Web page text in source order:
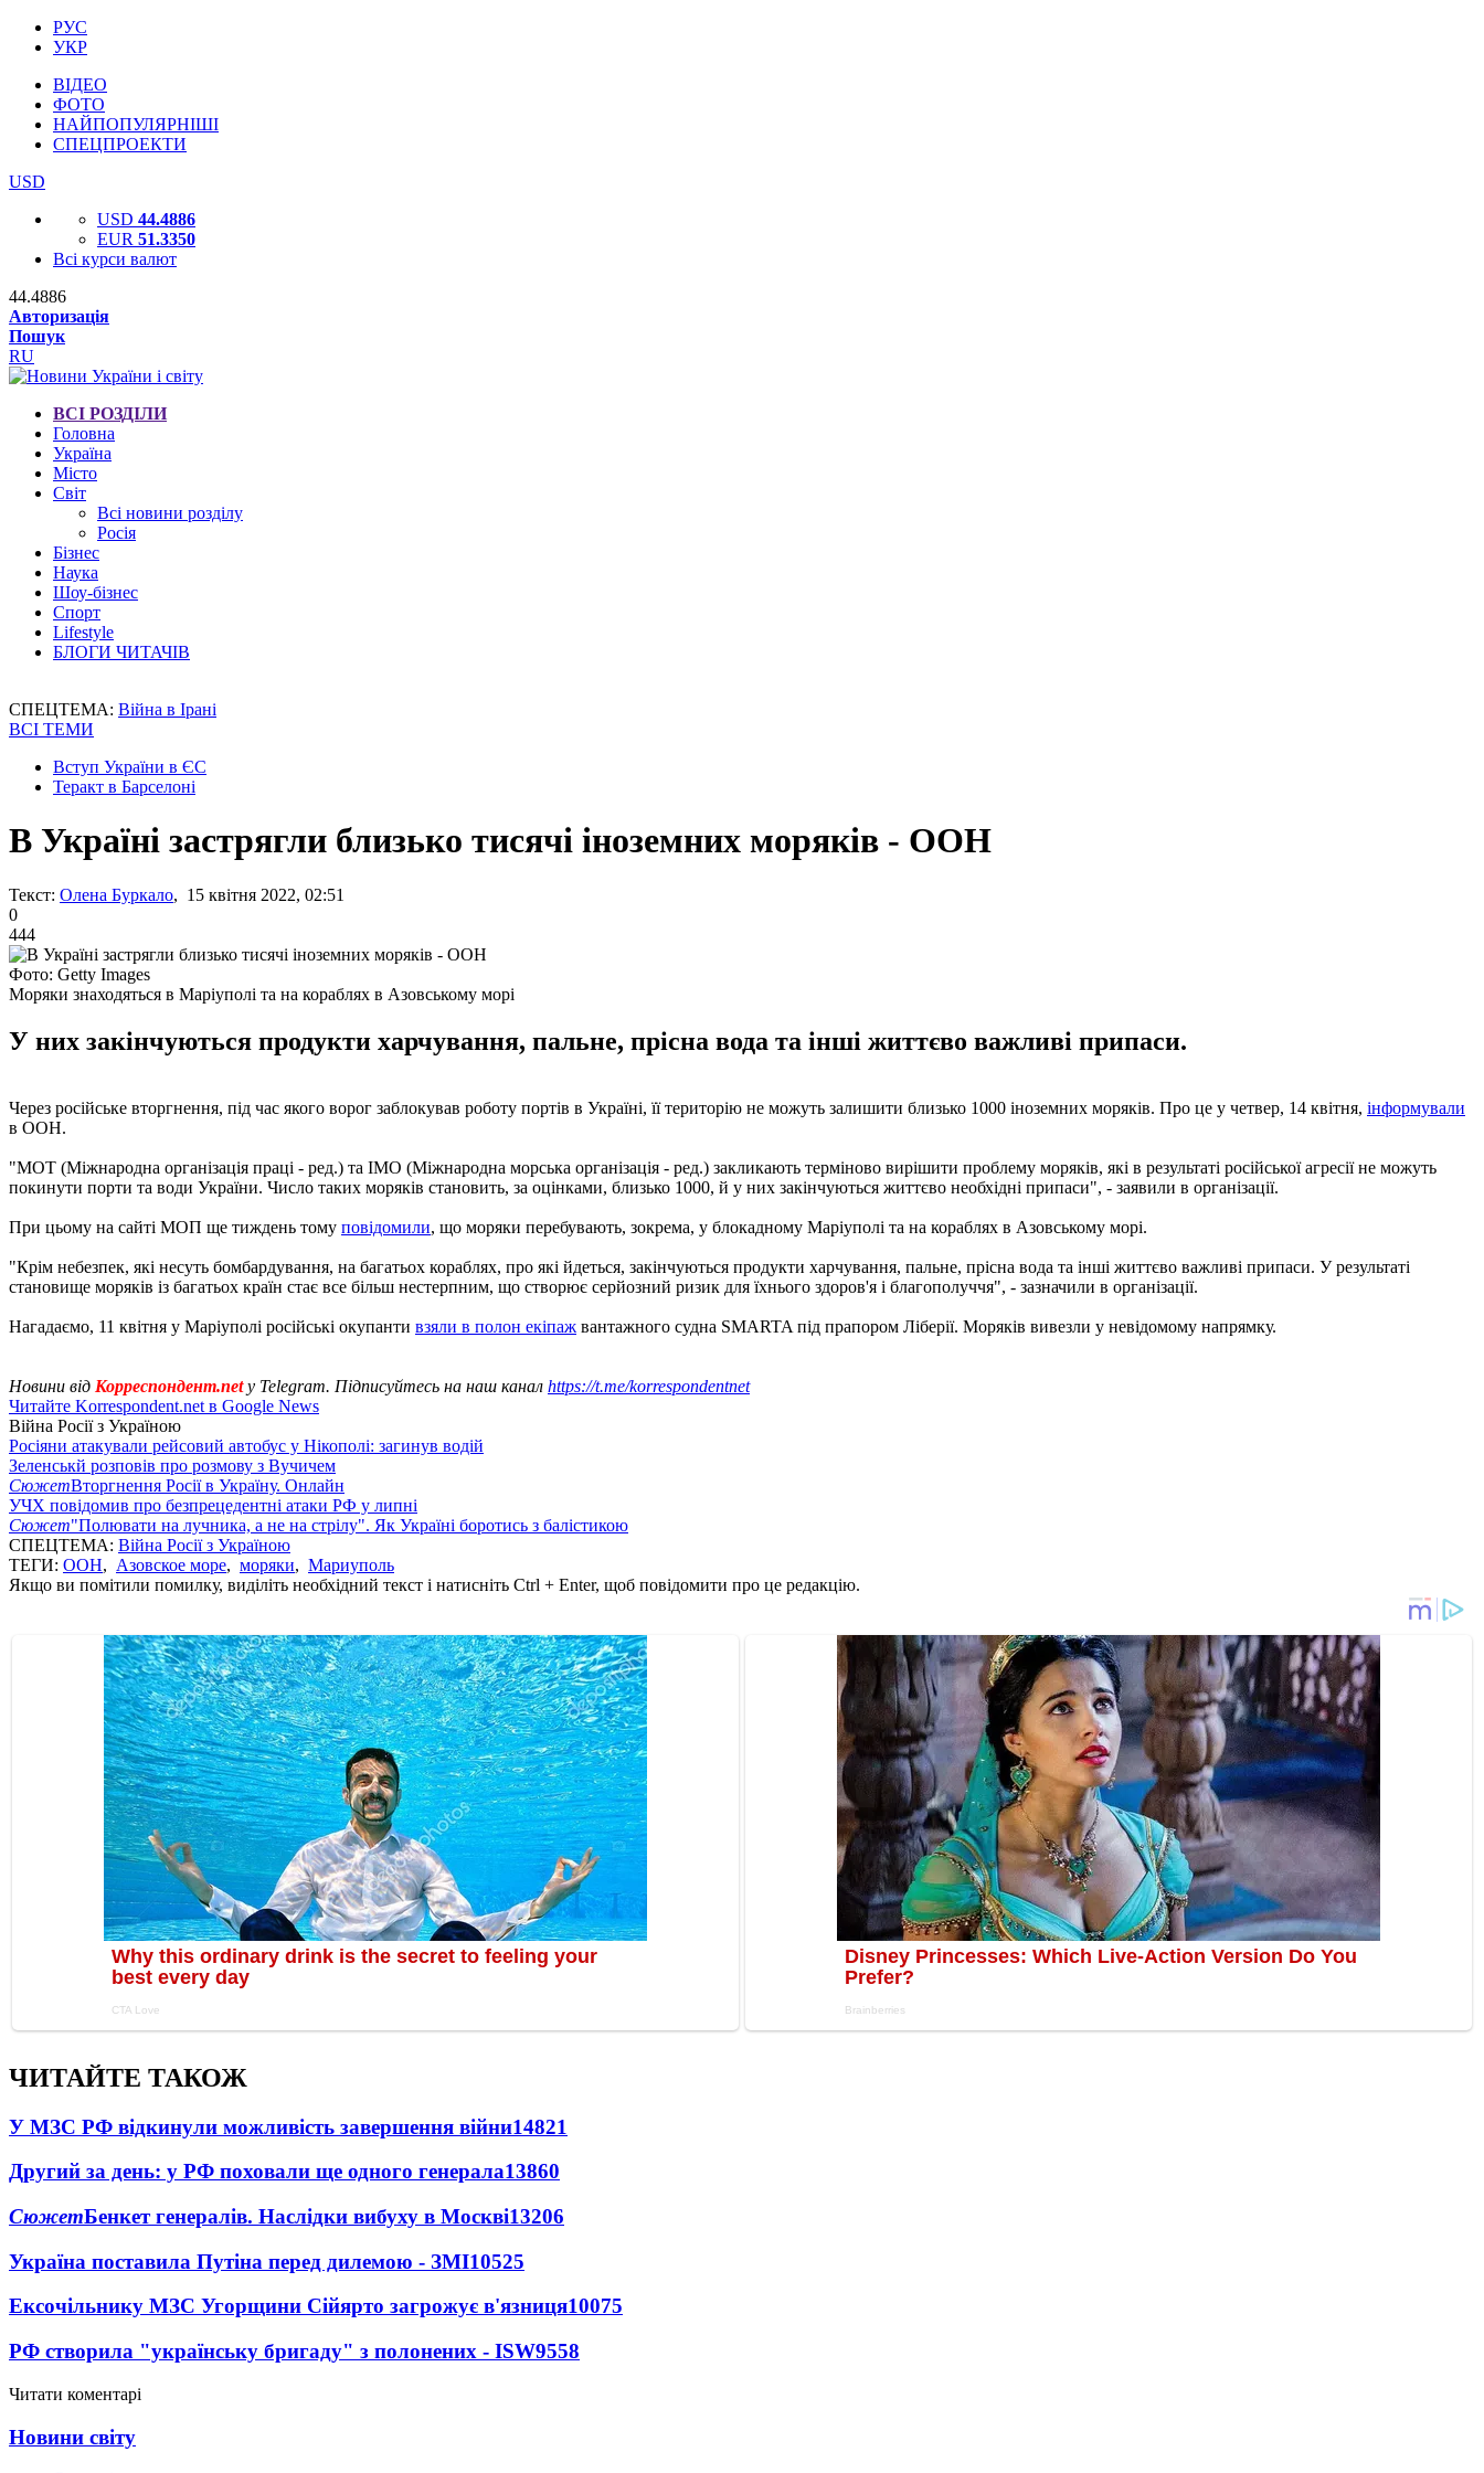
РУС
УКР
ВІДЕО
ФОТО
НАЙПОПУЛЯРНІШІ
СПЕЦПРОЕКТИ
USD
USD 44.4886
EUR 51.3350
Всі курси валют
44.4886
Авторизація
Пошук
RU
ВСІ РОЗДІЛИ
Головна
Україна
Місто
Світ
Всі новини розділу
Росія
Бізнес
Наука
Шоу-бізнес
Спорт
Lifestyle
БЛОГИ ЧИТАЧІВ
СПЕЦТЕМА: Війна в Ірані
ВСІ ТЕМИ
Вступ України в ЄС
Теракт в Барселоні
В Україні застрягли близько тисячі іноземних моряків - ООН
Текст: Олена Буркало, 15 квітня 2022, 02:51
0
444
Фото: Getty Images
Моряки знаходяться в Маріуполі та на кораблях в Азовському морі
У них закінчуються продукти харчування, пальне, прісна вода та інші життєво важливі припаси.
Через російське вторгнення, під час якого ворог заблокував роботу портів в Україні, її територію не можуть залишити близько 1000 іноземних моряків. Про це у четвер, 14 квітня, інформували
в ООН.
"МОТ (Міжнародна організація праці - ред.) та ІМО (Міжнародна морська організація - ред.) закликають терміново вирішити проблему моряків, які в результаті російської агресії не можуть
покинути порти та води України. Число таких моряків становить, за оцінками, близько 1000, й у них закінчуються життєво необхідні припаси", - заявили в організації.
При цьому на сайті МОП ще тиждень тому повідомили, що моряки перебувають, зокрема, у блокадному Маріуполі та на кораблях в Азовському морі.
"Крім небезпек, які несуть бомбардування, на багатьох кораблях, про які йдеться, закінчуються продукти харчування, пальне, прісна вода та інші життєво важливі припаси. У результаті
становище моряків із багатьох країн стає все більш нестерпним, що створює серйозний ризик для їхнього здоров'я і благополуччя", - зазначили в організації.
Нагадаємо, 11 квітня у Маріуполі російські окупанти взяли в полон екіпаж вантажного судна SMARTA під прапором Ліберії. Моряків вивезли у невідомому напрямку.
Новини від Корреспондент.netу Telegram. Підписуйтесь на наш канал https://t.me/korrespondentnet
Читайте Korrespondent.net в Google News
Війна Росії з Україною
Росіяни атакували рейсовий автобус у Нікополі: загинув водій
Зеленськй розповів про розмову з Вучичем
СюжетВторгнення Росії в Україну. Онлайн
УЧХ повідомив про безпрецедентні атаки РФ у липні
Сюжет"Полювати на лучника, а не на стрілу". Як Україні боротись з балістикою
СПЕЦТЕМА: Війна Росії з Україною
ТЕГИ: ООН, Азовское море, моряки, Мариуполь
Якщо ви помітили помилку, виділіть необхідний текст і натисніть Ctrl + Enter, щоб повідомити про це редакцію.
ЧИТАЙТЕ ТАКОЖ
У МЗС РФ відкинули можливість завершення війни14821
Другий за день: у РФ поховали ще одного генерала13860
СюжетБенкет генералів. Наслідки вибуху в Москві13206
Україна поставила Путіна перед дилемою - ЗМІ10525
Ексочільнику МЗС Угорщини Сійярто загрожує в'язниця10075
РФ створила "українську бригаду" з полонених - ISW9558
Читати коментарі
Новини світу